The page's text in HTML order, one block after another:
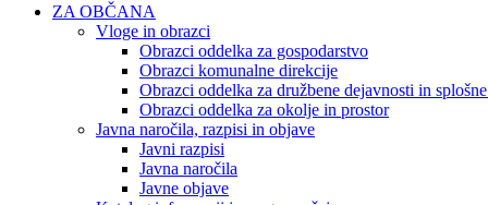
slabovidnim,
ZA OBČANA
Vloge in obrazci
Obrazci oddelka za gospodarstvo
Obrazci komunalne direkcije
Obrazci oddelka za družbene dejavnosti in
Obrazci oddelka za okolje in prostor
Javna naročila, razpisi in objave
Javni razpisi
Javna naročila
Javne objave